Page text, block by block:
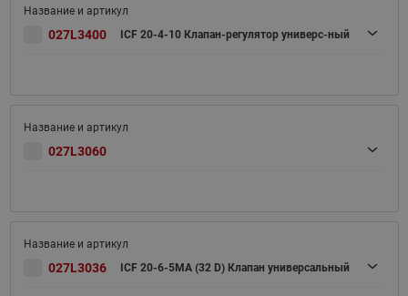
027L3400 ICF 20-4-10 Клапан-регулятор универс-ный
027L3060
027L3036 ICF 20-6-5MA (32 D) Клапан универсальный